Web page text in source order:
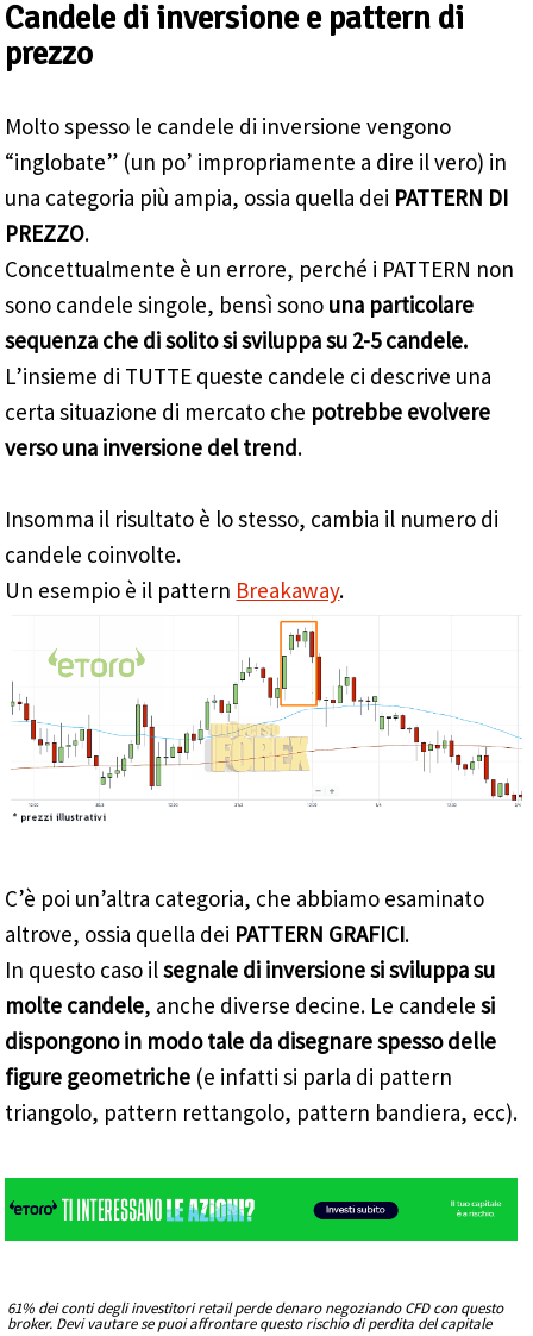
Candele di inversione e pattern di
prezzo
Molto spesso le candele di inversione vengono
“inglobate” (un po’ impropriamente a dire il vero) in
una categoria più ampia, ossia quella dei PATTERN DI
PREZZO.
Concettualmente è un errore, perché i PATTERN non
sono candele singole, bensì sono una particolare
sequenza che di solito si sviluppa su 2-5 candele.
L’insieme di TUTTE queste candele ci descrive una
certa situazione di mercato che potrebbe evolvere
verso una inversione del trend.
Insomma il risultato è lo stesso, cambia il numero di
candele coinvolte.
Un esempio è il pattern Breakaway.
C’è poi un’altra categoria, che abbiamo esaminato
altrove, ossia quella dei PATTERN GRAFICI.
In questo caso ilsegnale di inversione si sviluppa su
molte candele, anche diverse decine. Le candelesi
dispongono in modo tale da disegnare spesso delle
figure geometriche (e infatti si parla di pattern
triangolo, pattern rettangolo, pattern bandiera, ecc).
61% dei conti degli investitori retail perde denaro negoziando CFD con questo
broker. Devi vautare se puoi affrontare questo rischio di perdita del capitale